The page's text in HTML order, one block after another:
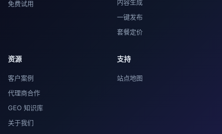
免费试用
内容生成
一键发布
套餐定价
资源
客户案例
代理商合作
GEO 知识库
关于我们
支持
站点地图